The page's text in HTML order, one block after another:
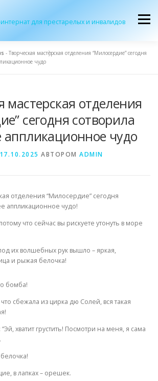
Меню
ЭКСКУРСИЯ
КОНТАКТЫ
- Творческая мастерская отделения “Милосердие” сегодня
чудо
мастерская отделения
сегодня сотворила
аппликационное чудо
17.10.2025 АВТОРОМ ADMIN
отделения “Милосердие” сегодня
аппликационное чудо!
что сейчас вы рискуете утонуть в море
их волшебных рук вышло – яркая,
и рыжая белочка!
бомба!
сбежала из цирка дю Солей, вся такая
хватит грустить! Посмотри на меня, я сама
в лапках – орешек.